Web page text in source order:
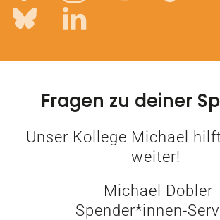
Fragen zu deiner
Unser Kollege Michael
weiter!
Michael Dobler
Spender*innen-